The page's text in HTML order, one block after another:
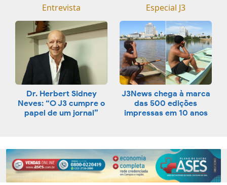
Entrevista
Dr. Herbert Sidney
Neves: “O J3 cumpre o
papel de um jornal”
Especial J3
J3News chega à marca
das 500 edições
impressas em 10 anos